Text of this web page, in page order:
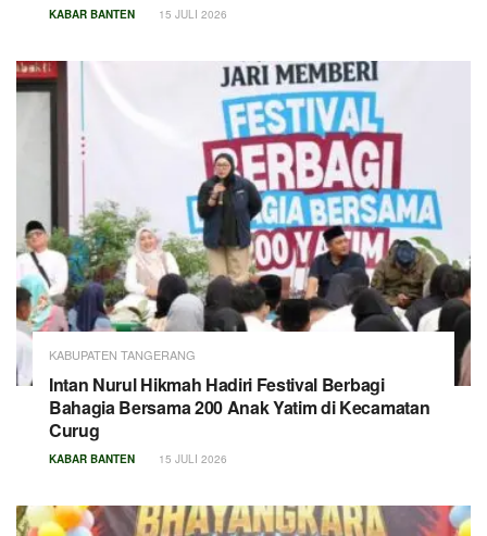
KABAR BANTEN 15 JULI 2026
KABUPATEN TANGERANG
Intan Nurul Hikmah Hadiri Festival Berbagi
Bahagia Bersama 200 Anak Yatim di Kecamatan
Curug
KABAR BANTEN 15 JULI 2026